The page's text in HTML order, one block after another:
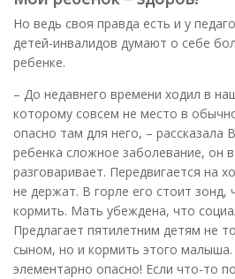
Но ведь своя правда есть и у
детей-инвалидов думают о себе
ребенке.
– До недавнего времени ходил в
которому совсем не место в
опасно там для него, – рассказала
ребенка сложное заболевание, он
разговаривает. Передвигается на
не держат. В горле его стоит зонд,
кормить. Мать убеждена, что
Предлагает пятилетним детям не
сыном, но и кормить этого малыша.
элементарно опасно! Если что-то